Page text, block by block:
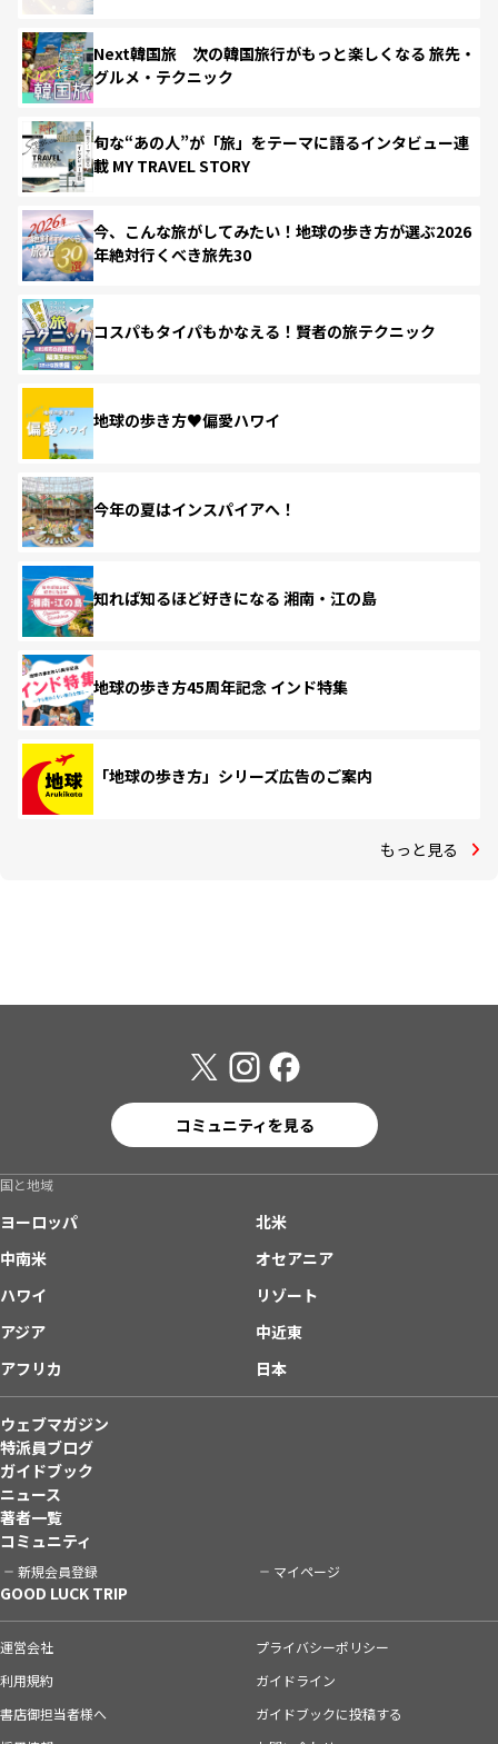
Next韓国旅 次の韓国旅行がもっと楽しくなる 旅先・
グルメ・テクニック
旬な“あの人”が「旅」をテーマに語るインタビュー連
載 MY TRAVEL STORY
今、こんな旅がしてみたい！地球の歩き方が選ぶ2026
年絶対行くべき旅先30
コスパもタイパもかなえる！賢者の旅テクニック
地球の歩き方♥偏愛ハワイ
今年の夏はインスパイアへ！
知れば知るほど好きになる 湘南・江の島
地球の歩き方45周年記念 インド特集
「地球の歩き方」シリーズ広告のご案内
もっと見る
コミュニティを見る
国と地域
ヨーロッパ
北米
中南米
オセアニア
ハワイ
リゾート
アジア
中近東
アフリカ
日本
ウェブマガジン
特派員ブログ
ガイドブック
ニュース
著者一覧
コミュニティ
新規会員登録 マイページ
GOOD LUCK TRIP
運営会社
プライバシーポリシー
利用規約
ガイドライン
書店御担当者様へ
ガイドブックに投稿する